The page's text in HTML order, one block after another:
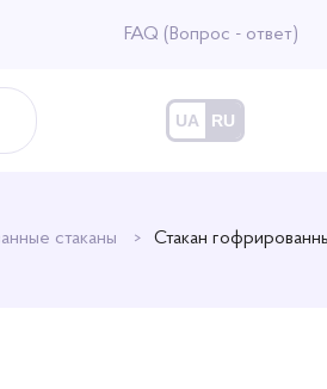
FAQ (Вопрос - ответ)
UA RU
стаканы Стакан